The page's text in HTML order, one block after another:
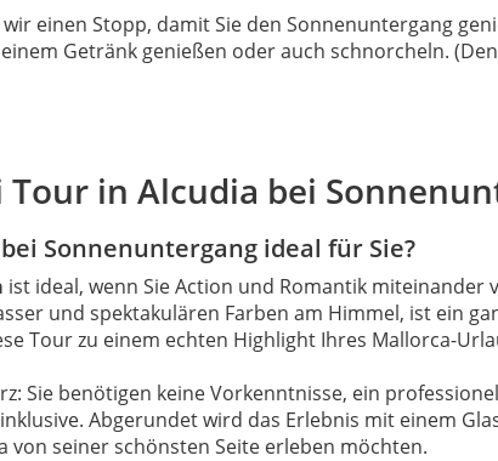
einen Stopp, damit Sie den Sonnenuntergang
Getränk genießen oder auch schnorcheln.
Tour in Alcudia bei
Sonnenuntergang ideal für Sie?
ist ideal, wenn Sie Action und Romantik
und spektakulären Farben am Himmel, ist ein
Tour zu einem echten Highlight Ihres Mallorca-
Sie benötigen keine Vorkenntnisse, ein
Abgerundet wird das Erlebnis mit einem
von seiner schönsten Seite erleben möchten.